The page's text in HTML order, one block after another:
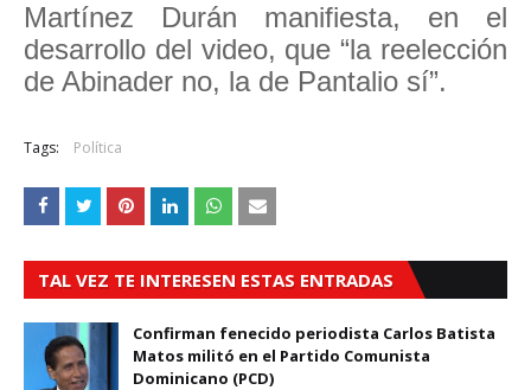
Martínez Durán manifiesta, en el
desarrollo del video, que “la reelección
de Abinader no, la de Pantalio sí”.
Tags: Política
TAL VEZ TE INTERESEN ESTAS ENTRADAS
Confirman fenecido periodista Carlos Batista
Matos militó en el Partido Comunista
Dominicano (PCD)